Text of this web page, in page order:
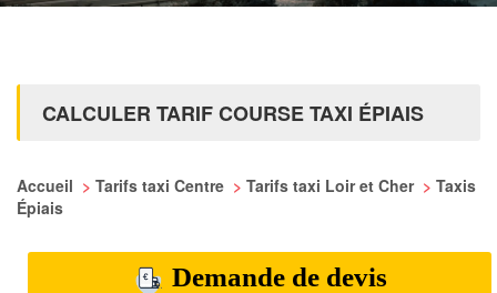
CALCULER TARIF COURSE TAXI ÉPIAIS
Accueil > Tarifs taxi Centre > Tarifs taxi Loir et Cher > Taxis
Épiais
Demande de devis